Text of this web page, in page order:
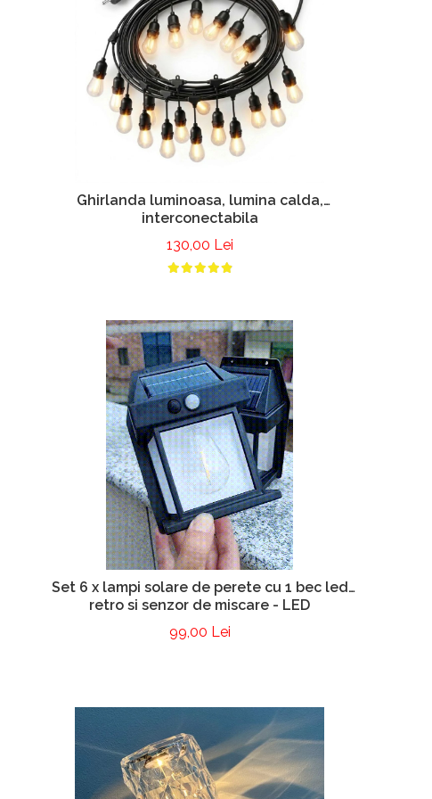
Ghirlanda luminoasa, lumina calda,
interconectabila
130,00 Lei
Set 6 x lampi solare de perete cu 1 bec led
retro si senzor de miscare - LED
99,00 Lei